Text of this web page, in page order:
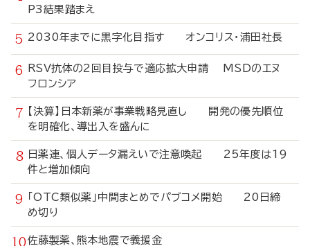
P3結果踏まえ
2030年までに黒字化目指す オンコリス・浦田社長
RSV抗体の2回目投与で適応拡大申請 MSDのエヌ
フロンシア
【決算】日本新薬が事業戦略見直し 開発の優先順位
を明確化、導出入を盛んに
日薬連、個人データ漏えいで注意喚起 25年度は19
件と増加傾向
「OTC類似薬」中間まとめでパブコメ開始 20日締
め切り
佐藤製薬、熊本地震で義援金